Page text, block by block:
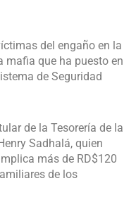
del engaño en la
mafia que ha puesto en
de Seguridad
de la Tesorería de la
Sadhalá, quien
más de RD$120
de los